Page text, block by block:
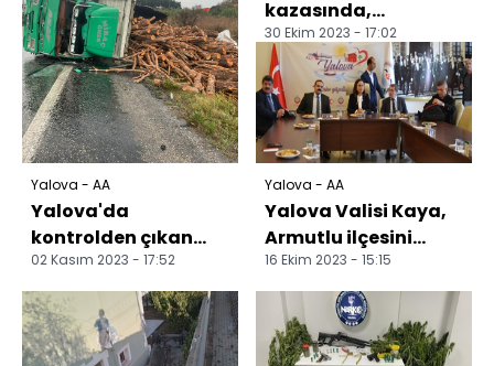
Yalova - AA
Yalova'da
kontrolden çıkan
kamyonun neden
olduğu zincirleme
trafik kazasınd...
02 Kasım 2023 - 17:52
kazasında,
motosikletteki 2
kişiyi yaralayan
otomobil sü...
30 Ekim 2023 - 17:02
Yalova - AA
Yalova Valisi Kaya,
Armutlu ilçesini
ziyaret etti
16 Ekim 2023 - 15:15